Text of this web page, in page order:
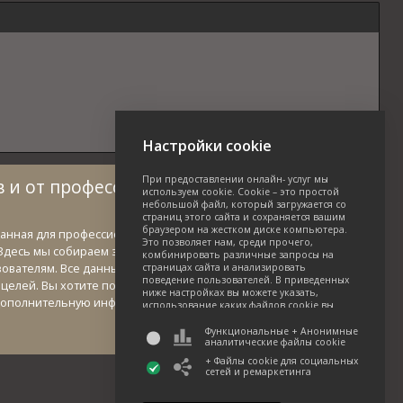
от профессионалов в области зеленых
для профессионалов и созданная профессионалами в
мы собираем знания и опыт специалистов данной отрасли
Все данные и фотографии можно использовать
Вы хотите поделиться вашими знаниями о деревьях?
информацию по адресу treeebb@ebben.nl.
Настройки cookie
При предоставлении онлайн- услуг мы
используем cookie. Cookie – это простой
небольшой файл, который загружается со
страниц этого сайта и сохраняется вашим
браузером на жестком диске компьютера.
Это позволяет нам, среди прочего,
комбинировать различные запросы на
страницах сайта и анализировать
поведение пользователей. В приведенных
ниже настройках вы можете указать,
использование каких файлов cookie вы
некоторые функции этого сайта могут быть
недоступны в случае, если вы не согласитесь
использовать какие-то из файлов cookie.
Более подробную информацию об
использовании данных и различных файлах
Функциональные + Анонимные
аналитические файлы cookie
+ Файлы cookie для социальных
сетей и ремаркетинга